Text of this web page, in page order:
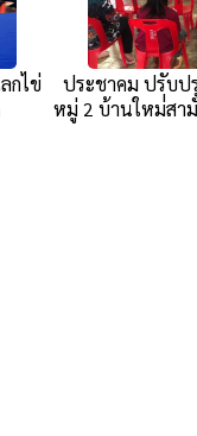
กไข่
ประชาคม ปรับ
หมู่ 2 บ้านใหม่่สา